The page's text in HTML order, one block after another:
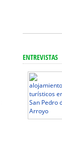
ENTREVISTAS